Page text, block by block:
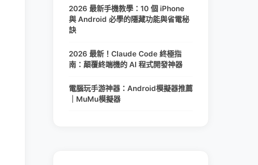
2026 最新手機教學：10 個 iPhone
與 Android 必學的隱藏功能與省電秘
訣
2026 最新！Claude Code 終極指
南：顛覆終端機的 AI 程式開發神器
電腦玩手游神器：Android模擬器推薦
｜MuMu模擬器